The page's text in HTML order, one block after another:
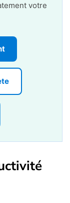
votre